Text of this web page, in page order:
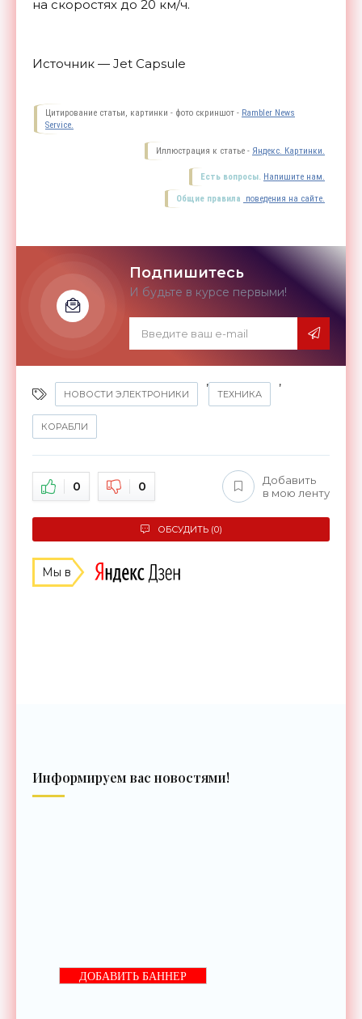
на скоростях до 20 км/ч.
Источник — Jet Capsule
Цитирование статьи, картинки - фото скриншот - Rambler News
Service.
Иллюстрация к статье - Яндекс. Картинки.
Есть вопросы. Напишите нам.
Общие правила поведения на сайте.
Подпишитесь
И будьте в курсе первыми!
НОВОСТИ ЭЛЕКТРОНИКИ
,
ТЕХНИКА
,
КОРАБЛИ
0 0
Добавить
в мою ленту
ОБСУДИТЬ (0)
Мы в
Информируем вас новостями!
ДОБАВИТЬ БАННЕР